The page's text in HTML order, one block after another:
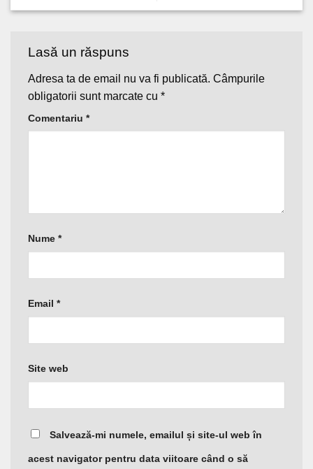
Lasă un răspuns
Adresa ta de email nu va fi publicată. Câmpurile
obligatorii sunt marcate cu *
Comentariu *
Nume *
Email *
Site web
Salvează-mi numele, emailul și site-ul web în
acest navigator pentru data viitoare când o să